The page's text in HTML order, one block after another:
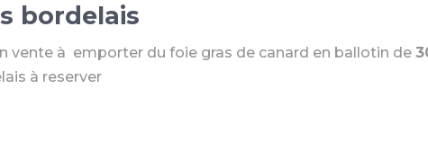
bordelais
vente à emporter du foie gras de canard en ballotin de
à reserver